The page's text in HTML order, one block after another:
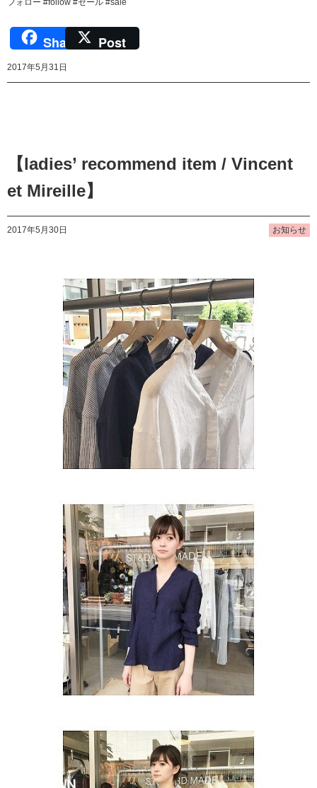
フォロー #follow #セール #sale
Share Post
2017年5月31日
【ladies’ recommend item / Vincent
et Mireille】
2017年5月30日 お知らせ